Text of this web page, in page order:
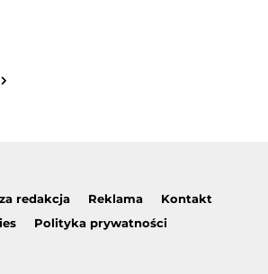
redakcja Reklama
Kontakt
Polityka prywatności